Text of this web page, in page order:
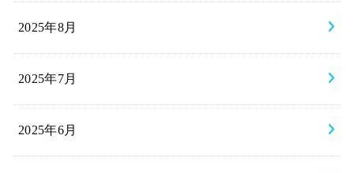
2025年8月
2025年7月
2025年6月